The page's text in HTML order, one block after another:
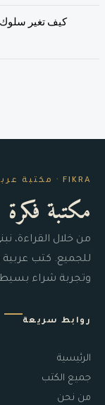
كيف تغير سلوك
FIKRA · مكتبة عربية في كندا
مكتبة فكرة
من خلال القراءة،
للجميع. كتب عربية
وتجربة شراء
روابط سريعة
الرئيسية
جميع الكتب
من نحن